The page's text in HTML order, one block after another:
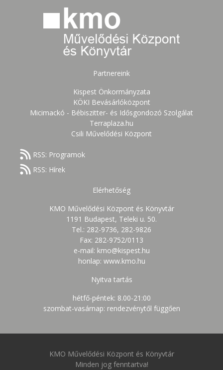
Partnereink
Kispest Önkormányzata
KÖKI Bevásárlóközpont
Micimackó - Bébiszitter- és Idősgondozó Szolgálat
Terraplaza.hu
Csili Művelődési Központ
RSS: Programok
RSS: Hírek
Elérhetőség
KMO Művelődési Központ és Könyvtár
1191 Budapest, Teleki u. 50.
Tel.: 282-9736, 282-9826
Fax: 282-9752/0113
e-mail: kmo@kispest.hu
honlap: www.kmo.hu
Nyitva tartás
hétfő-péntek: 8.00-21:00
szombat-vasárnap: rendezvénytől függően
KMO Művelődési Központ és Könyvtár
Minden jog fenntartva!